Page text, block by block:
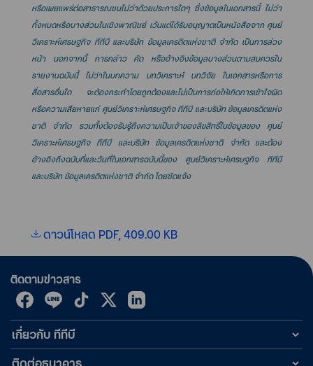
หรือเผยแพร่ต่อสาธารณชนไม่ว่าด้วยประการใดๆ ซึ่งข้อมูลในเอกสารนี้ ไม่ว่า
ทั้งหมดหรือบางส่วนในเชิงพาณิชย์ เว้นแต่ได้รับอนุญาตเป็นหนังสือจาก ศูนย์
วิเคราะห์เศรษฐกิจ ทีทีบี และบริษัท ข้อมูลเครดิตแห่งชาติ จำกัด เป็นการล่วง
หน้า นอกจากนี้ การกล่าว คัด หรืออ้างอิงข้อมูลบางส่วนตามสมควรใน
รายงานฉบับนี้ ไม่ว่าในบทความ บทวิเคราะห์ บทวิจัย ในเอกสารหรือการ
สื่อสารอื่นใด จะต้องกระทำโดยถูกต้องและไม่เป็นการก่อให้เกิดการเข้าใจผิด
หรือความเสียหายแก่ ศูนย์วิเคราะห์เศรษฐกิจ ทีทีบี และบริษัท ข้อมูลเครดิตแห่ง
ชาติ จำกัด รวมทั้งต้องรับรู้ถึงความเป็นเจ้าของลิขสิทธิ์ในข้อมูลของ ศูนย์
วิเคราะห์เศรษฐกิจ ทีทีบี และบริษัท ข้อมูลเครดิตแห่งชาติ จำกัด และต้อง
อ้างอิงถึงฉบับที่และวันที่ในเอกสารฉบับนี้ของ ศูนย์วิเคราะห์เศรษฐกิจ ทีทีบี
และบริษัท ข้อมูลเครดิตแห่งชาติ จำกัด โดยชัดแจ้ง
ดาวน์โหลด PDF, 409.00 KB
ติดตามข่าวสาร
เกี่ยวกับ ทีทีบี